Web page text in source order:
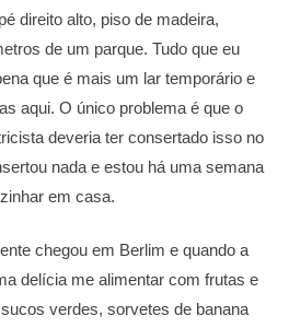
direito alto, piso de madeira,
de um parque. Tudo que eu
que é mais um lar temporário e
aqui. O único problema é que o
deveria ter consertado isso no
nada e estou há uma semana
em casa.
chegou em Berlim e quando a
delícia me alimentar com frutas e
verdes, sorvetes de banana